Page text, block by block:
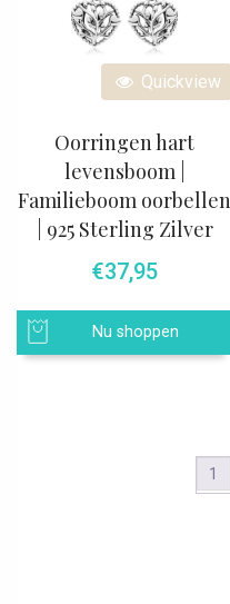
Quickview
Oorringen hart
levensboom |
Familieboom oorbellen
| 925 Sterling Zilver
€37,95
Nu shoppen
1